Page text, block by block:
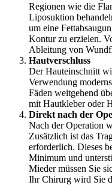
Regionen wie die
Liposuktion
um eine
Kontur zu erzielen.
Ableitung von
Hautverschluss
Der Hauteinschnitt
Verwendung
Fäden weitgehend
mit Hautkleber oder
Direkt nach der
Nach der Operation
Zusätzlich ist das
erforderlich. Dieses
Minimum und
Mieder müssen Sie
Ihr Chirurg wird Sie